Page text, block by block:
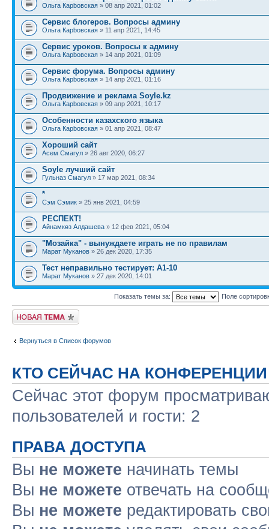
Ольга Карbовская » 08 апр 2021, 01:02
Сервис блогеров. Вопросы админу
Ольга Карbовская » 11 апр 2021, 14:45
Сервис уроков. Вопросы к админу
Ольга Карbовская » 14 апр 2021, 01:09
Сервис форума. Вопросы админу
Ольга Карbовская » 14 апр 2021, 01:16
Продвижение и реклама Soyle.kz
Ольга Карbовская » 09 апр 2021, 10:17
Особенности казахского языка
Ольга Карbовская » 01 апр 2021, 08:47
Хороший сайт
Асем Смагул » 26 авг 2020, 06:27
Soyle лучший сайт
Гульназ Смагул » 17 мар 2021, 08:34
*
Сэм Сэмик » 25 янв 2021, 04:59
РЕСПЕКТ!
Айнамкөз Алдашева » 12 фев 2021, 05:04
"Мозайка" - вынуждаете играть не по правилам
Марат Муканов » 26 дек 2020, 17:35
Тест неправильно тестирует: А1-10
Марат Муканов » 27 дек 2020, 14:01
Показать темы за: Поле
Новая тема
Вернуться в Список форумов
КТО СЕЙЧАС НА КОНФЕРЕНЦИИ
Сейчас этот форум
пользователей и гости: 2
ПРАВА ДОСТУПА
Вы не можете начинать темы
Вы не можете отвечать на
Вы не можете редактировать